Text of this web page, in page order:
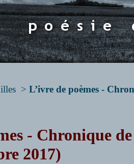
> L’ivre de poèmes -
- Chronique
2017)